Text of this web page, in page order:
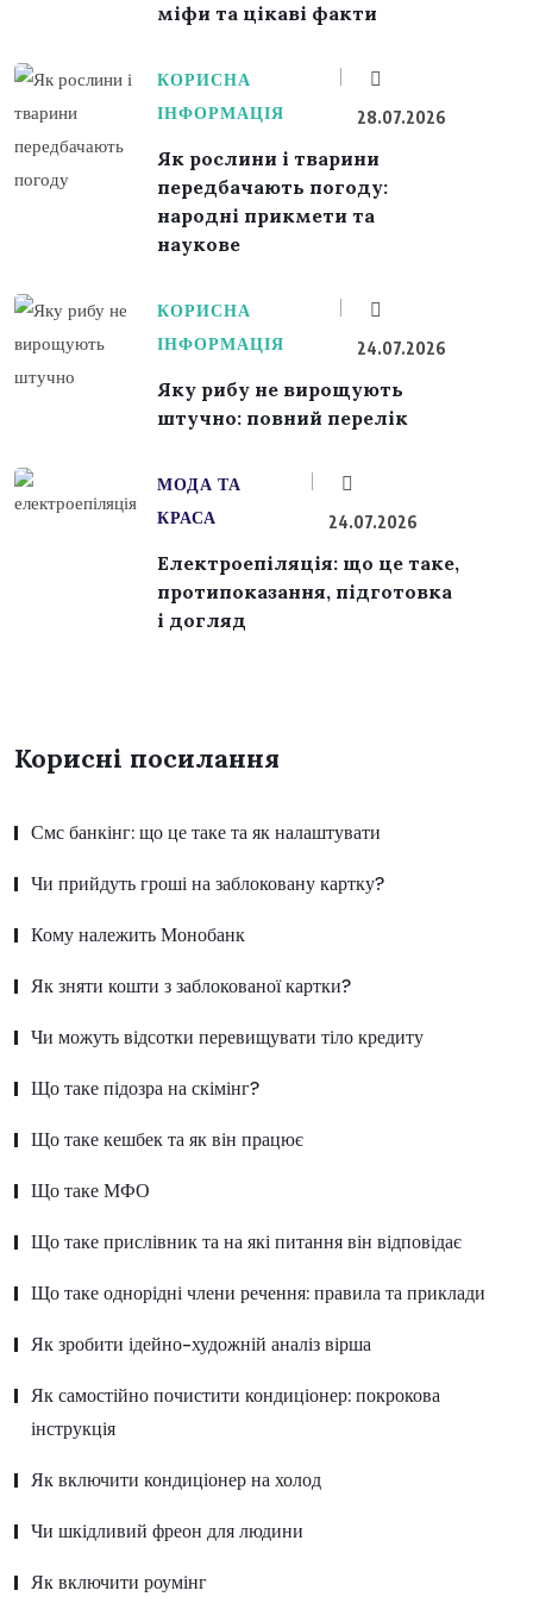
міфи та цікаві факти
КОРИСНА
ІНФОРМАЦІЯ
28.07.2026
Як рослини і тварини
передбачають погоду:
народні прикмети та
наукове
КОРИСНА
ІНФОРМАЦІЯ
24.07.2026
Яку рибу не вирощують
штучно: повний перелік
МОДА ТА
КРАСА
24.07.2026
Електроепіляція: що це таке,
протипоказання, підготовка
і догляд
Корисні посилання
Смс банкінг: що це таке та як налаштувати
Чи прийдуть гроші на заблоковану картку?
Кому належить Монобанк
Як зняти кошти з заблокованої картки?
Чи можуть відсотки перевищувати тіло кредиту
Що таке підозра на скімінг?
Що таке кешбек та як він працює
Що таке МФО
Що таке прислівник та на які питання він відповідає
Що таке однорідні члени речення: правила та приклади
Як зробити ідейно-художній аналіз вірша
Як самостійно почистити кондиціонер: покрокова
інструкція
Як включити кондиціонер на холод
Чи шкідливий фреон для людини
Як включити роумінг